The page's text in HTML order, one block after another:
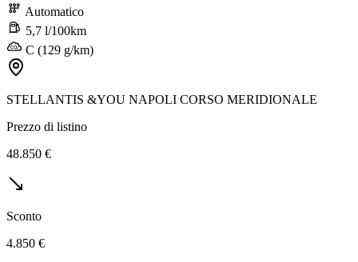
Automatico
5,7 l/100km
C (129 g/km)
STELLANTIS &YOU NAPOLI CORSO MERIDIONALE
Prezzo di listino
48.850 €
Sconto
4.850 €